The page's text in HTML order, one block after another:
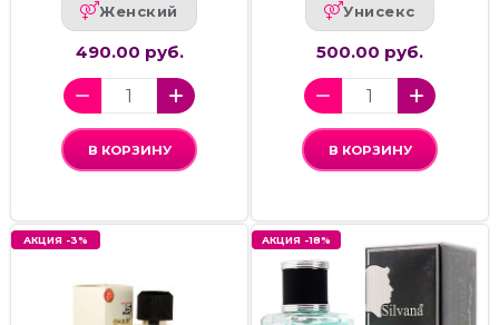
Женский
490.00 руб.
В КОРЗИНУ
Унисекс
500.00 руб.
В КОРЗИНУ
АКЦИЯ -3% АКЦИЯ -18%